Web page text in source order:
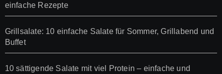
einfache Rezepte
Grillsalate: 10 einfache Salate für Sommer, Grillabend und
Buffet
10 sättigende Salate mit viel Protein – einfache und